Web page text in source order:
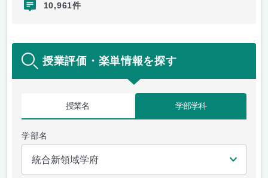
10,961件
授業評価・楽単情報を探す
授業名 学部学科
学部名